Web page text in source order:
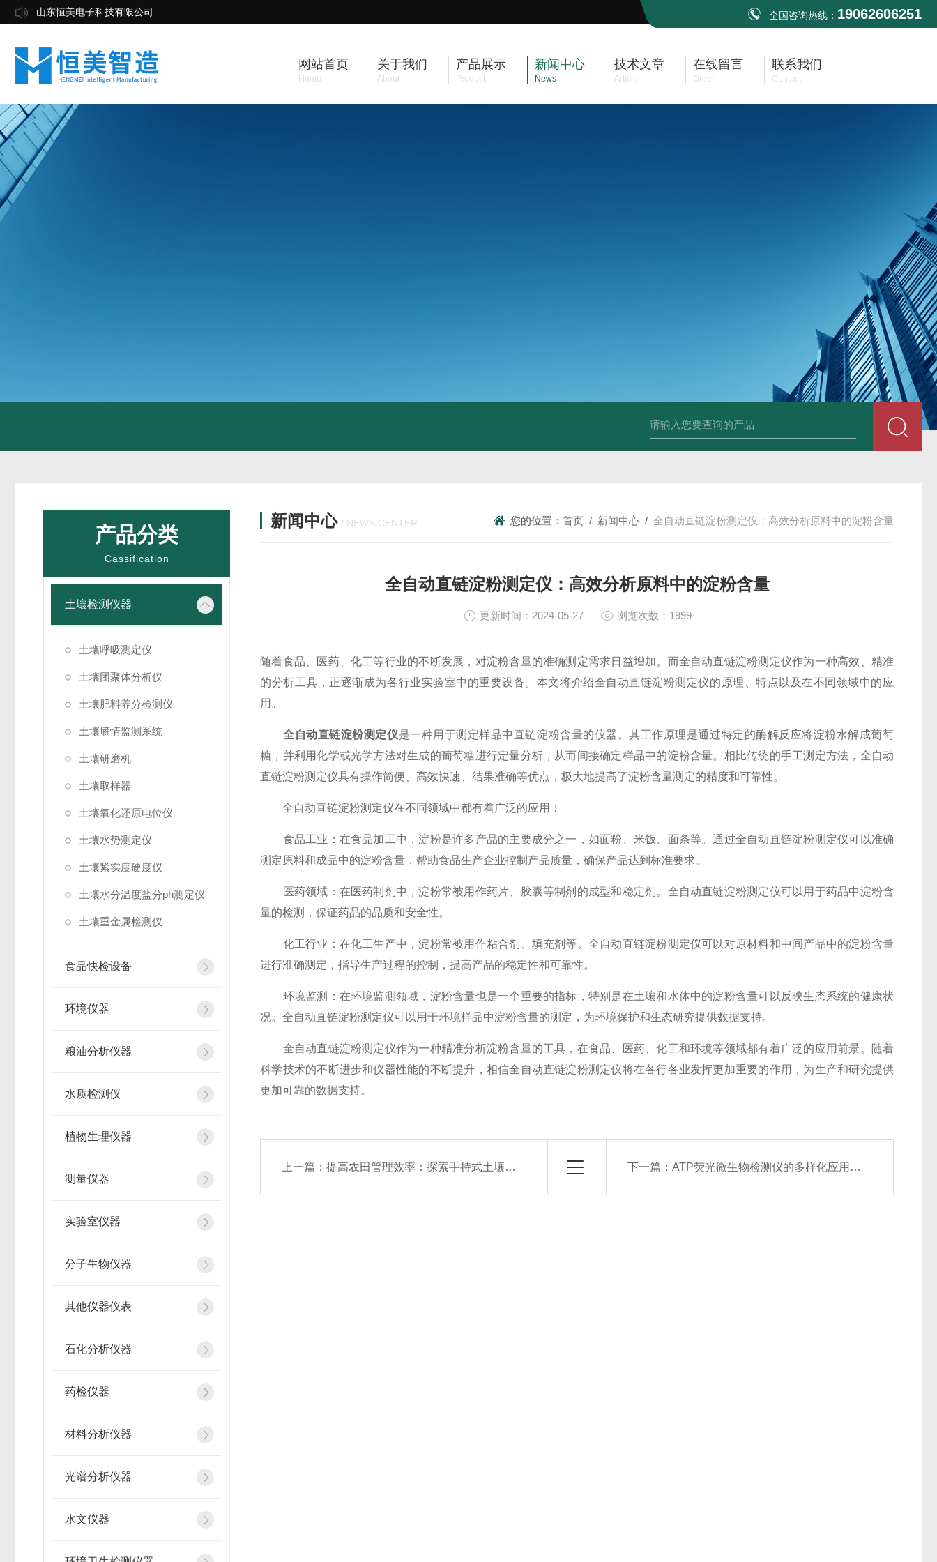
山东恒美电子科技有限公司 全国咨询热线： 19062606251
网站首页
Home
关于我们
About
产品展示
Product
新闻中心
News
技术文章
Article
在线留言
Order
联系我们
Contact
产品分类
Cassification
土壤检测仪器
土壤呼吸测定仪
土壤团聚体分析仪
土壤肥料养分检测仪
土壤墒情监测系统
土壤研磨机
土壤取样器
土壤氧化还原电位仪
土壤水势测定仪
土壤紧实度硬度仪
土壤水分温度盐分ph测定仪
土壤重金属检测仪
食品快检设备
环境仪器
粮油分析仪器
水质检测仪
植物生理仪器
测量仪器
实验室仪器
分子生物仪器
其他仪器仪表
石化分析仪器
药检仪器
材料分析仪器
光谱分析仪器
水文仪器
新闻中心 / NEWS CENTER 您的位置： 首页 / 新闻中心 / 全自动直链淀粉测定仪：高效分析原料中的淀粉含量
全自动直链淀粉测定仪：高效分析原料中的淀粉含量
更新时间：2024-05-27 浏览次数：1999
随着食品、医药、化工等行业的不断发展，对淀粉含量的准确测定需求日益增加。而全自动直链淀粉测定仪作为一种高效、精准
的分析工具，正逐渐成为各行业实验室中的重要设备。本文将介绍全自动直链淀粉测定仪的原理、特点以及在不同领域中的应
用。
全自动直链淀粉测定仪是一种用于测定样品中直链淀粉含量的仪器。其工作原理是通过特定的酶解反应将淀粉水解成葡萄
糖，并利用化学或光学方法对生成的葡萄糖进行定量分析，从而间接确定样品中的淀粉含量。相比传统的手工测定方法，全自动
直链淀粉测定仪具有操作简便、高效快速、结果准确等优点，极大地提高了淀粉含量测定的精度和可靠性。
全自动直链淀粉测定仪在不同领域中都有着广泛的应用：
食品工业：在食品加工中，淀粉是许多产品的主要成分之一，如面粉、米饭、面条等。通过全自动直链淀粉测定仪可以准确
测定原料和成品中的淀粉含量，帮助食品生产企业控制产品质量，确保产品达到标准要求。
医药领域：在医药制剂中，淀粉常被用作药片、胶囊等制剂的成型和稳定剂。全自动直链淀粉测定仪可以用于药品中淀粉含
量的检测，保证药品的品质和安全性。
化工行业：在化工生产中，淀粉常被用作粘合剂、填充剂等。全自动直链淀粉测定仪可以对原材料和中间产品中的淀粉含量
进行准确测定，指导生产过程的控制，提高产品的稳定性和可靠性。
环境监测：在环境监测领域，淀粉含量也是一个重要的指标，特别是在土壤和水体中的淀粉含量可以反映生态系统的健康状
况。全自动直链淀粉测定仪可以用于环境样品中淀粉含量的测定，为环境保护和生态研究提供数据支持。
全自动直链淀粉测定仪作为一种精准分析淀粉含量的工具，在食品、医药、化工和环境等领域都有着广泛的应用前景。随着
科学技术的不断进步和仪器性能的不断提升，相信全自动直链淀粉测定仪将在各行各业发挥更加重要的作用，为生产和研究提供
更加可靠的数据支持。
上一篇：提高农田管理效率：探索手持式土壤水分测定仪的应用 下一篇： ATP荧光微生物检测仪的多样化应用探索